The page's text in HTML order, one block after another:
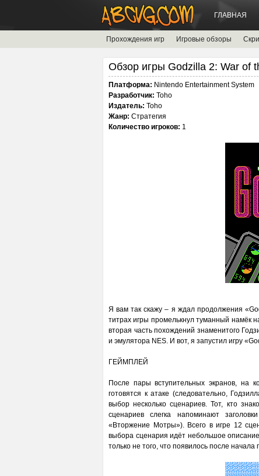
ГЛАВНАЯ
Прохождения игр Игровые обзоры
Обзор игры Godzilla 2: War of
Платформа: Nintendo Entertainment System
Разработчик: Toho
Издатель: Toho
Жанр: Стратегия
Количество игроков: 1
Я вам так скажу – я ждал продолжения
титрах игры промелькнул туманный намёк
вторая часть похождений знаменитого
и эмулятора NES. И вот, я запустил игру
ГЕЙМПЛЕЙ
После пары вступительных экранов, на
готовятся к атаке (следовательно,
выбор несколько сценариев. Тот, кто
сценариев слегка напоминают
«Вторжение Мотры»). Всего в игре 12
выбора сценария идёт небольшое
только не того, что появилось после начала